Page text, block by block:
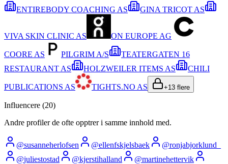
ENTIREBODY COACHING AS GINA TRICOT AS
VIVA SKIN CLINIC AS ON EUROPE AG
COORE AS PILGRIM A/S
TEATERGATEN 16
RESTAURANT AS
HOLZWEILER ITEMS AS CHILI
PUBLICATIONS AS TIGHTS.NO AS +13 flere
Influencere (20)
Andre profiler de ofte opptrer i samme innhold med.
@susanneherlofsen @ellenfskjelsbaek @ronjabjorklund_
@juliestostad @kjerstihalland @martinehettervik